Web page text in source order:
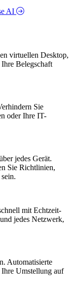
AI
virtuellen Desktop,
Belegschaft
Sie
oder Ihre IT-
jedes Gerät.
Sie Richtlinien,
mit Echtzeit-
jedes Netzwerk,
Automatisierte
Ihre Umstellung auf